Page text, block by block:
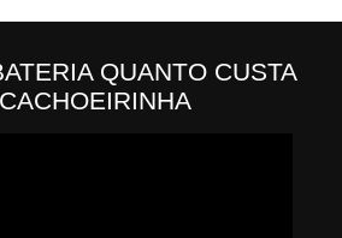
QUANTO CUSTA